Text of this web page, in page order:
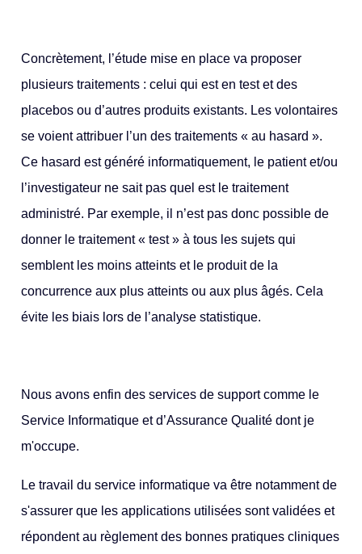
Concrètement, l’étude mise en place va proposer
plusieurs traitements : celui qui est en test et des
placebos ou d’autres produits existants. Les volontaires
se voient attribuer l’un des traitements « au hasard ».
Ce hasard est généré informatiquement, le patient et/ou
l’investigateur ne sait pas quel est le traitement
administré. Par exemple, il n’est pas donc possible de
donner le traitement « test » à tous les sujets qui
semblent les moins atteints et le produit de la
concurrence aux plus atteints ou aux plus âgés. Cela
évite les biais lors de l’analyse statistique.
Nous avons enfin des services de support comme le
Service Informatique et d’Assurance Qualité dont je
m'occupe.
Le travail du service informatique va être notamment de
s'assurer que les applications utilisées sont validées et
répondent au règlement des bonnes pratiques cliniques